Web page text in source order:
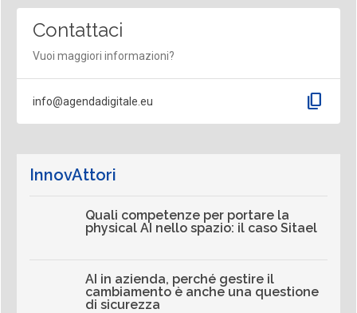
Contattaci
Vuoi maggiori informazioni?
info@agendadigitale.eu content_copy
InnovAttori
Quali competenze per portare la
physical AI nello spazio: il caso Sitael
AI in azienda, perché gestire il
cambiamento è anche una questione
di sicurezza